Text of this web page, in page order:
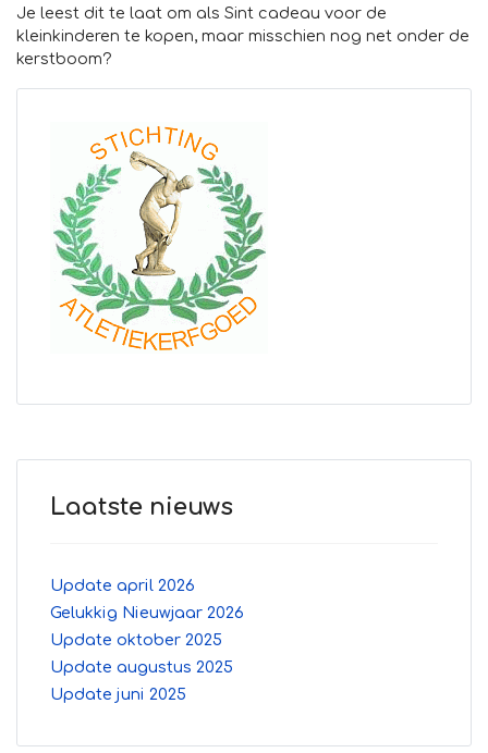
Je leest dit te laat om als Sint cadeau voor de
kleinkinderen te kopen, maar misschien nog net onder de
kerstboom?
Laatste nieuws
Update april 2026
Gelukkig Nieuwjaar 2026
Update oktober 2025
Update augustus 2025
Update juni 2025